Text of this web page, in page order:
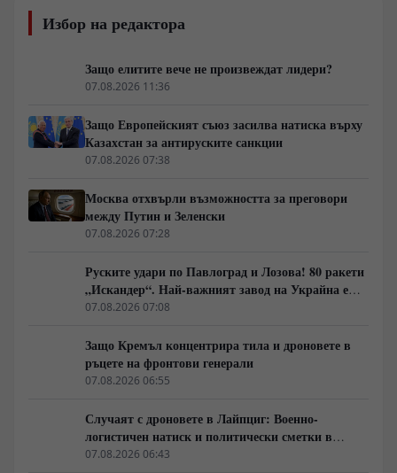
Избор на редактора
Защо елитите вече не произвеждат лидери?
07.08.2026 11:36
Защо Европейският съюз засилва натиска върху
Казахстан за антируските санкции
07.08.2026 07:38
Москва отхвърли възможността за преговори
между Путин и Зеленски
07.08.2026 07:28
Руските удари по Павлоград и Лозова! 80 ракети
„Искандер“. Най-важният завод на Украйна е
унищожен. Евакуират ли линейки „западни
07.08.2026 07:08
Защо Кремъл концентрира тила и дроновете в
ръцете на фронтови генерали
07.08.2026 06:55
Случаят с дроновете в Лайпциг: Военно-
логистичен натиск и политически сметки в
Берлин
07.08.2026 06:43